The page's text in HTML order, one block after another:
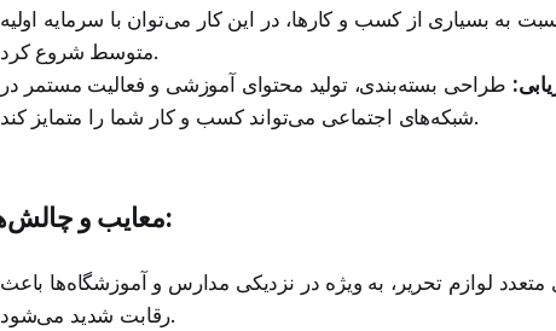
به بسیاری از کسب و کارها، در این کار می‌توان با سرمایه اولیه
متوسط شروع کرد.
طراحی بسته‌بندی، تولید محتوای آموزشی و فعالیت مستمر در
شبکه‌های اجتماعی می‌تواند کسب و کار شما را متمایز کند.
معایب و چالش‌ها:
لوازم تحریر، به ویژه در نزدیکی مدارس و آموزشگاه‌ها باعث
رقابت شدید می‌شود.